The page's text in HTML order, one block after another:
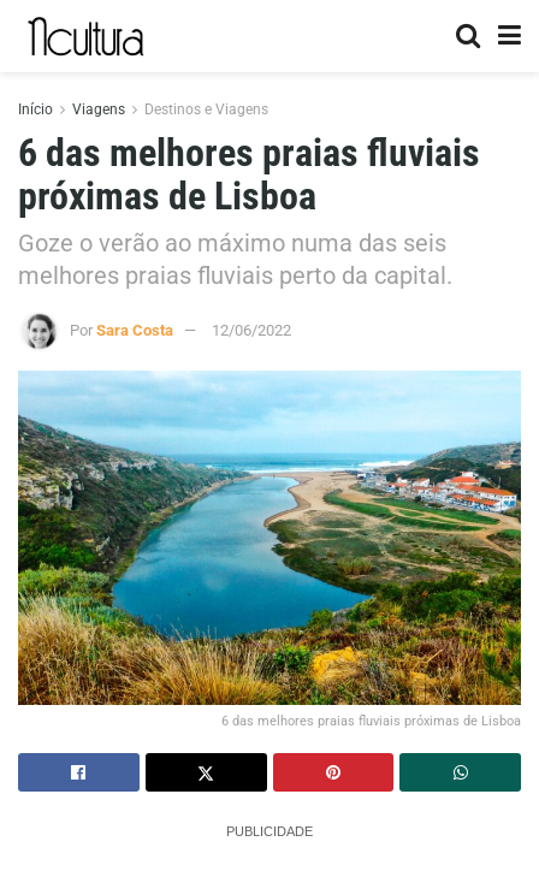
Início Viagens Destinos e Viagens
6 das melhores praias fluviais
próximas de Lisboa
Goze o verão ao máximo numa das seis
melhores praias fluviais perto da capital.
Por Sara Costa 12/06/2022
6 das melhores praias fluviais próximas de Lisboa
PUBLICIDADE